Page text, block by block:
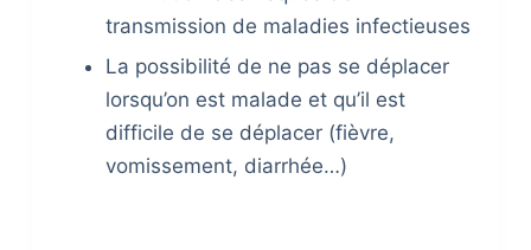
transmission de maladies infectieuses
La possibilité de ne pas se déplacer
lorsqu’on est malade et qu’il est
difficile de se déplacer (fièvre,
vomissement, diarrhée…)